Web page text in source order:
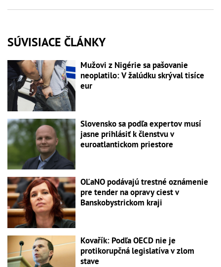
SÚVISIACE ČLÁNKY
Mužovi z Nigérie sa pašovanie
neoplatilo: V žalúdku skrýval tisíce
eur
Slovensko sa podľa expertov musí
jasne prihlásiť k členstvu v
euroatlantickom priestore
OĽaNO podávajú trestné oznámenie
pre tender na opravy ciest v
Banskobystrickom kraji
Kovařík: Podľa OECD nie je
protikorupčná legislatíva v zlom
stave